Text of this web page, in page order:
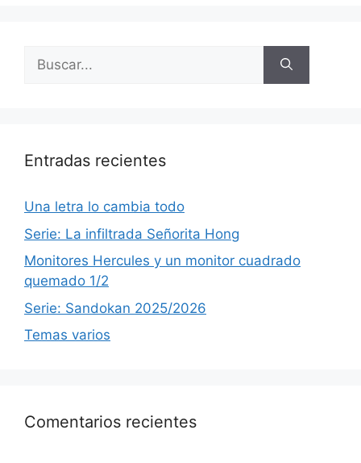
Buscar:
Entradas recientes
Una letra lo cambia todo
Serie: La infiltrada Señorita Hong
Monitores Hercules y un monitor cuadrado
quemado 1/2
Serie: Sandokan 2025/2026
Temas varios
Comentarios recientes